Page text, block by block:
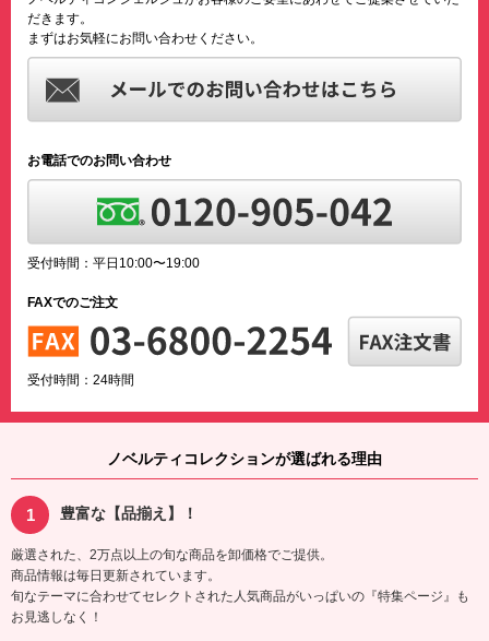
だきます。
まずはお気軽にお問い合わせください。
お電話でのお問い合わせ
受付時間：平日10:00〜19:00
FAXでのご注文
受付時間：24時間
ノベルティコレクションが選ばれる理由
豊富な【品揃え】！
厳選された、2万点以上の旬な商品を卸価格でご提供。
商品情報は毎日更新されています。
旬なテーマに合わせてセレクトされた人気商品がいっぱいの『特集ページ』も
お見逃しなく！